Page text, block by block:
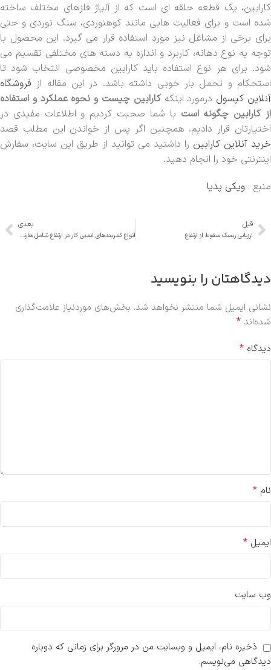
کارابین، یک قطعه حلقه ای است که از آلیاژ فلزهای مختلف ساخته
شده است و برای فعالیت هایی مانند کوهنوردی، سنگ نوردی و حتی
برای برخی از مشاغل نیز مورد استفاده قرار می گیرد. این محصول با
توجه به نوع دهانه، کاربرد و اندازه به دسته های مختلفی تقسیم می
شود. برای هر نوع استفاده باید کارابین مخصوصی انتخاب شود تا
استحکام و تحمل بار خوبی داشته باشد. در این مقاله از فروشگاه
آنلاین کپسول درمورد اینکهکارابین چیست و نحوه عملکرد و استفاده
از کارابین چگونه است با شما صحبت کردیم و اطلاعات مفیدی در
اختیارتان قرار دادیم. همچنین اگر پس از خواندن این مطلب قصد
خرید آنلاین کارابین را داشتید می توانید از طریق این سایت، سفارش
اینترنتی خود را انجام دهید.
منبع : ویکی پدیا
قبل
ارزیابی ریسک سقوط از ارتفاع
بعدی
انواع کمربندهای ایمنی کار در ارتفاع شامل هارنس و انواع آن
دیدگاهتان را بنویسید
نشانی ایمیل شما منتشر نخواهد شد. بخش‌های موردنیاز علامت‌گذاری
شده‌اند *
دیدگاه *
نام *
ایمیل *
وب‌ سایت
ذخیره نام، ایمیل و وبسایت من در مرورگر برای زمانی که دوباره
دیدگاهی می‌نویسم.